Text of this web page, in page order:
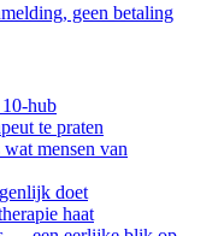
geen betaling
hub
te praten
mensen van
doet
haat